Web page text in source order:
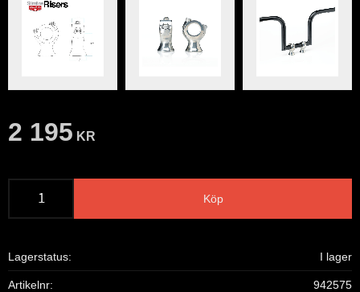
2 195 KR
Köp
Lagerstatus I lager
Artikelnr 942575